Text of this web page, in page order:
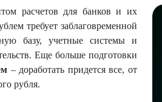
расчетов для банков и их
требует заблаговременной
базу, учетные системы и
Еще больше подготовки
– доработать придется все, от
рубля.